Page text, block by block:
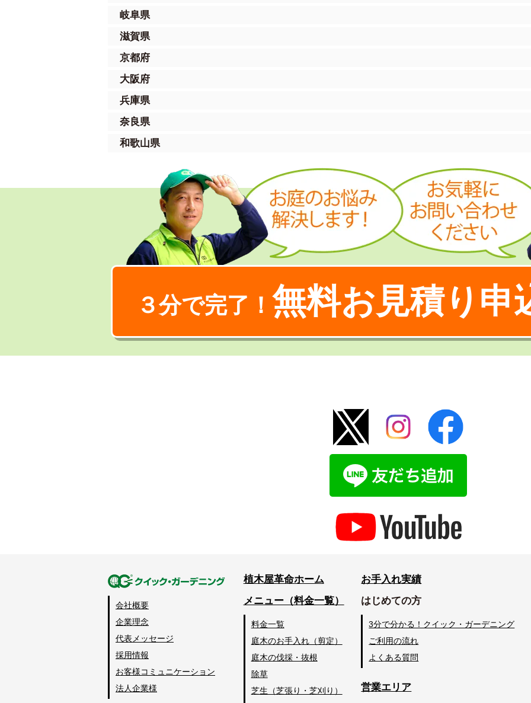
岐阜県
滋賀県
京都府
大阪府
兵庫県
奈良県
和歌山県
３分で完了！ 無料お見積り申
会社概要
企業理念
代表メッセージ
採用情報
お客様コミュニケーション
法人企業様
植木屋革命ホーム
メニュー（料金一覧）
料金一覧
庭木のお手入れ（剪定）
庭木の伐採・抜根
除草
芝生（芝張り・芝刈り）
お手入れ実績
はじめての方
3分で分かる！クイック・ガーデニング
ご利用の流れ
よくある質問
営業エリア